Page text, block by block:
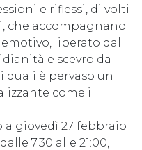
e riflessi, di volti
che accompagnano
liberato dal
e scevro da
quali è pervaso un
come il
a giovedì 27 febbraio
7.30 alle 21:00,